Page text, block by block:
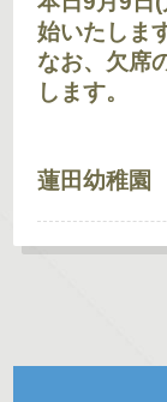
始いたしま
なお、欠席
します。
蓮田幼稚園